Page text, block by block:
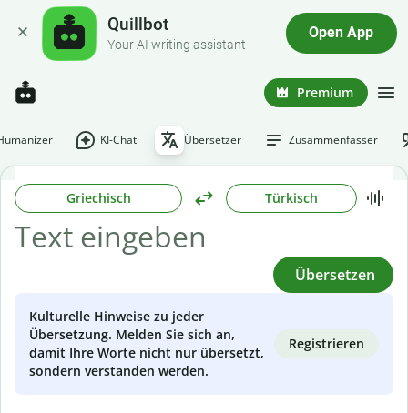
Quillbot
Your AI writing assistant
Open App
Premium
KI-Chat Übersetzer Zusammenfasser
Griechisch Türkisch
Übersetzen
Kulturelle Hinweise zu jeder
Übersetzung. Melden Sie sich an,
damit Ihre Worte nicht nur übersetzt,
sondern verstanden werden.
Registrieren